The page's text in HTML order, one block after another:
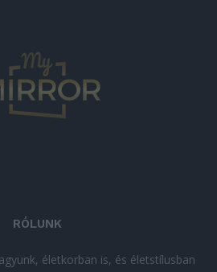
RÓLUNK
életkorban is, és életstílusban